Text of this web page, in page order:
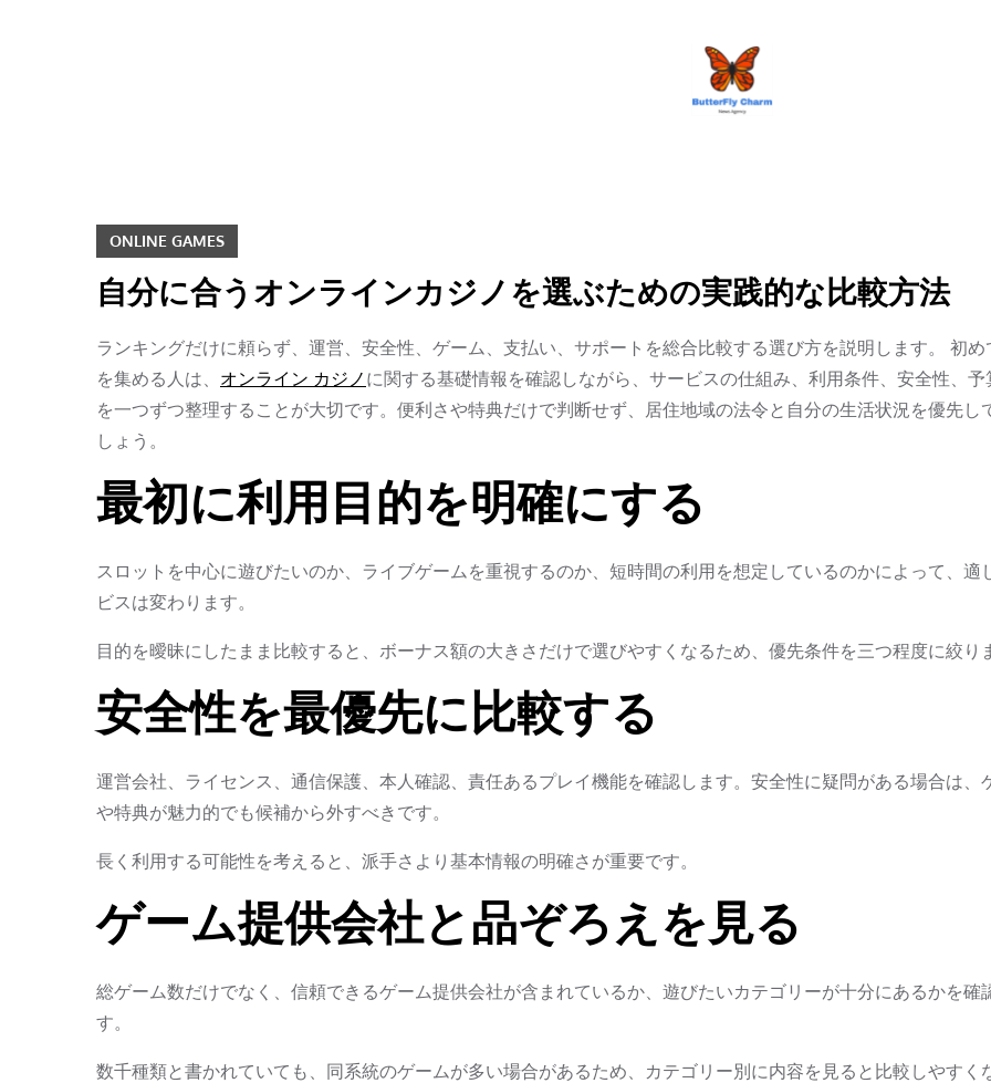
ONLINE GAMES
自分に合うオンラインカジノを選ぶための実践的な比較方法
ランキングだけに頼らず、運営、安全性、ゲーム、支払い、サポートを総合比較する選び方を説明します。 初め
を集める人は、 オンライン カジノ に関する基礎情報を確認しながら、サービスの仕組み、利用条件、安全性、予
を一つずつ整理することが大切です。便利さや特典だけで判断せず、居住地域の法令と自分の生活状況を優先し
しょう。
最初に利用目的を明確にする
スロットを中心に遊びたいのか、ライブゲームを重視するのか、短時間の利用を想定しているのかによって、適
ビスは変わります。
目的を曖昧にしたまま比較すると、ボーナス額の大きさだけで選びやすくなるため、優先条件を三つ程度に絞り
安全性を最優先に比較する
運営会社、ライセンス、通信保護、本人確認、責任あるプレイ機能を確認します。安全性に疑問がある場合は、
や特典が魅力的でも候補から外すべきです。
長く利用する可能性を考えると、派手さより基本情報の明確さが重要です。
ゲーム提供会社と品ぞろえを見る
総ゲーム数だけでなく、信頼できるゲーム提供会社が含まれているか、遊びたいカテゴリーが十分にあるかを確
す。
数千種類と書かれていても、同系統のゲームが多い場合があるため、カテゴリー別に内容を見ると比較しやすく